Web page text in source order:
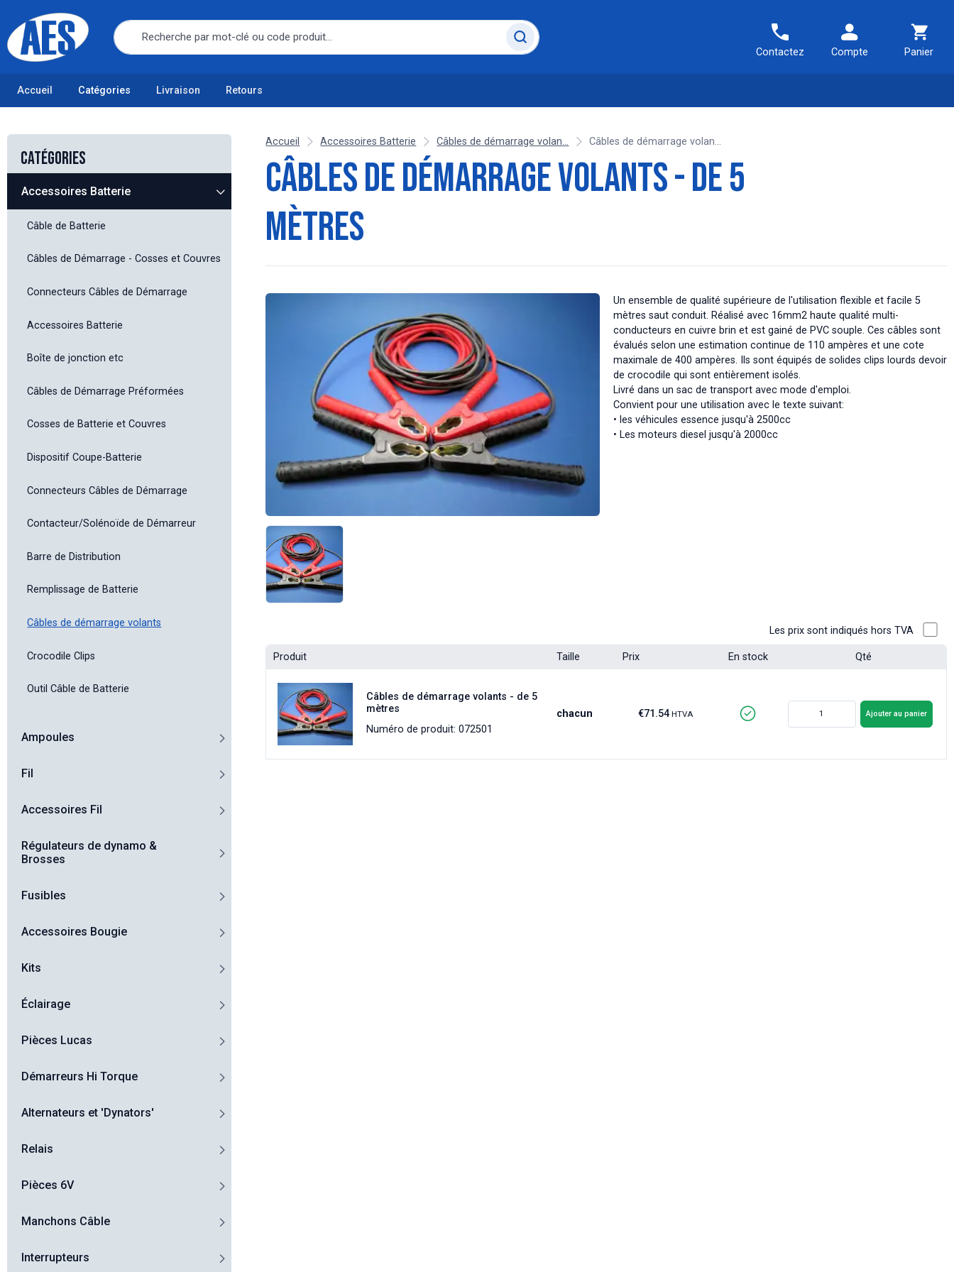
Contactez Compte Panier
Accueil Catégories Livraison Retours
Catégories
Accessoires Batterie
Câble de Batterie
Câbles de Démarrage - Cosses et Couvres
Connecteurs Câbles de Démarrage
Accessoires Batterie
Boîte de jonction etc
Câbles de Démarrage Préformées
Cosses de Batterie et Couvres
Dispositif Coupe-Batterie
Connecteurs Câbles de Démarrage
Contacteur/Solénoïde de Démarreur
Barre de Distribution
Remplissage de Batterie
Câbles de démarrage volants
Crocodile Clips
Outil Câble de Batterie
Ampoules
Fil
Accessoires Fil
Régulateurs de dynamo &
Brosses
Fusibles
Accessoires Bougie
Kits
Éclairage
Pièces Lucas
Démarreurs Hi Torque
Alternateurs et 'Dynators'
Relais
Pièces 6V
Manchons Câble
Interrupteurs
Accueil Accessoires Batterie Câbles de démarrage volan... Câbles de démarrage volan...
Câbles de démarrage volants - de 5
mètres
Un ensemble de qualité supérieure de l'utilisation flexible et facile 5
mètres saut conduit. Réalisé avec 16mm2 haute qualité multi-
conducteurs en cuivre brin et est gainé de PVC souple. Ces câbles sont
évalués selon une estimation continue de 110 ampères et une cote
maximale de 400 ampères. Ils sont équipés de solides clips lourds devoir
de crocodile qui sont entièrement isolés.
Livré dans un sac de transport avec mode d'emploi.
Convient pour une utilisation avec le texte suivant:
• les véhicules essence jusqu'à 2500cc
• Les moteurs diesel jusqu'à 2000cc
Les prix sont indiqués hors TVA
Produit Taille Prix En stock Qté
Câbles de démarrage volants - de 5
mètres
Numéro de produit: 072501
chacun €71.54 HTVA Ajouter au panier